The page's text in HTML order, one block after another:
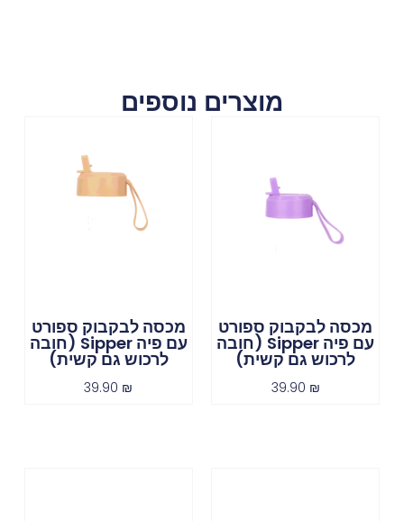
מוצרים נוספים
מכסה לבקבוק ספורט
עם פיה Sipper (חובה
לרכוש גם קשית)
39.90 ₪
מכסה לבקבוק ספורט
עם פיה Sipper (חובה
לרכוש גם קשית)
39.90 ₪